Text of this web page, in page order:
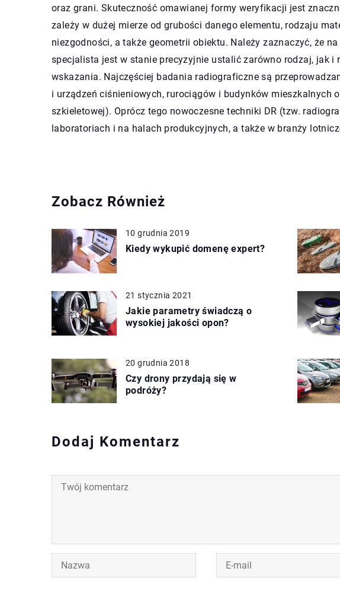
oraz grani. Skuteczność omawianej formy weryfikacji jest
zależy w dużej mierze od grubości danego elementu, rodzaju
niezgodności, a także geometrii obiektu. Należy zaznaczyć, że
specjalista jest w stanie precyzyjnie ustalić zarówno rodzaj, jak i
wskazania. Najczęściej badania radiograficzne są
i urządzeń ciśnieniowych, rurociągów i budynków mieszkalnych
szkieletowej). Oprócz tego nowoczesne techniki DR (tzw.
laboratoriach i na halach produkcyjnych, a także w branży
Zobacz Również
10 grudnia 2019
Kiedy wykupić domenę expert?
21 stycznia 2021
Jakie parametry świadczą o
wysokiej jakości opon?
20 grudnia 2018
Czy drony przydają się w
podróży?
Dodaj Komentarz